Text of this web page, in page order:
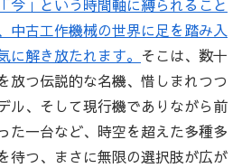
今」という時間軸に縛られること
中古工作機械の世界に足を踏み入
に解き放たれます。 そこは、数十
放つ伝説的な名機、惜しまれつつ
ル、そして現行機でありながら前
た一台など、時空を超えた多種多
待つ、まさに無限の選択肢が広が